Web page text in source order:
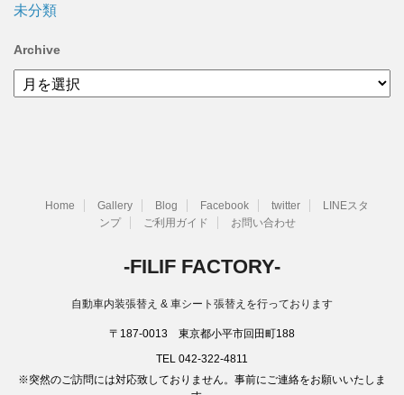
未分類
Archive
Archive
Home Gallery Blog Facebook twitter
LINEスタ
ンプ
ご利用ガイド お問い合わせ
-FILIF FACTORY-
自動車内装張替え & 車シート張替えを行っております
〒187-0013 東京都小平市回田町188
TEL 042-322-4811
※突然のご訪問には対応致しておりません。事前にご連絡をお願いいたしま